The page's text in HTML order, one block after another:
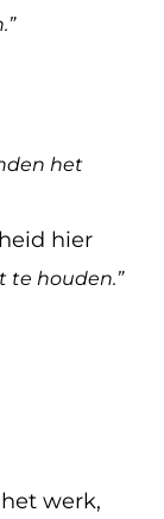
het
hier
te houden.”
werk,